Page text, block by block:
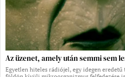
Az üzenet, amely után semmi sem
Egyetlen hiteles rádiójel, egy idegen